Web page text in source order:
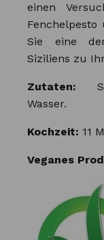
einen
Sie eine
Siziliens zu
Zutaten:
Wasser.
Kochzeit: 11
Veganes